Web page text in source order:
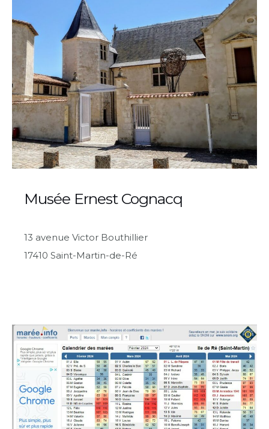
Musée Ernest Cognacq
13 avenue Victor Bouthillier
17410 Saint-Martin-de-Ré